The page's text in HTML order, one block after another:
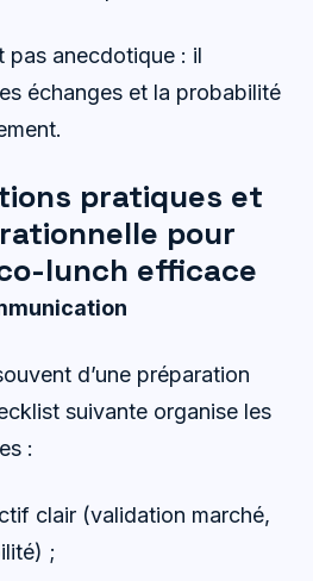
pas anecdotique : il
échanges et la probabilité
pratiques et
pour
lunch efficace
d’une préparation
suivante organise les
:
clair (validation marché,
;